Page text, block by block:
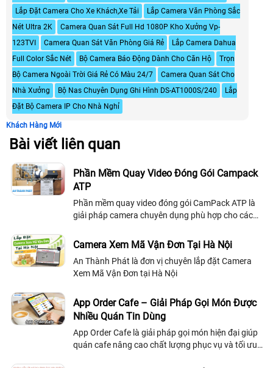
Lắp Đặt Camera Cho Xe Khách,Xe Tải
Lắp Camera Văn Phòng Sắc
Nét Ultra 2K
Camera Quan Sát Full Hd 1080P Kho Xưởng Vp-
123TVI
Camera Quan Sát Văn Phòng Giá Rẻ
Lắp Camera Dahua
Full Color Sắc Nét
Bộ Camera Báo Động Dành Cho Căn Hộ
Trọn
Bộ Camera Ngoài Trời Giá Rẻ Có Màu 24/7
Camera Quan Sát Cho
Nhà Xưởng
Bộ Nas Chuyên Dụng Ghi Hình DS-AT1000S/240
Lắp
Đặt Bộ Camera IP Cho Nhà Nghỉ
Khách Hàng Mới
Bài viết liên quan
Phần Mềm Quay Video Đóng Gói Campack
ATP
Phần mềm quay video đóng gói CamPack ATP là
giải pháp camera chuyên dụng phù hợp cho các
phần mềm CamPack ATP hỗ trợ cho việc tìm kiếm
video theo mã đơn hàng nhanh chóng, tải video
cũng có thể ghép video trực tiếp trên phần mềm
nhanh chóng
Camera Xem Mã Vận Đơn Tại Hà Nội
An Thành Phát là đơn vị chuyên lắp đặt Camera
Xem Mã Vận Đơn tại Hà Nội
App Order Cafe – Giải Pháp Gọi Món Được
Nhiều Quán Tin Dùng
App Order Cafe là giải pháp gọi món hiện đại giúp
quán cafe nâng cao chất lượng phục vụ và tối ưu